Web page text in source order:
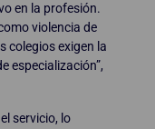
en la profesión.
violencia de
colegios exigen la
especialización”,
servicio, lo